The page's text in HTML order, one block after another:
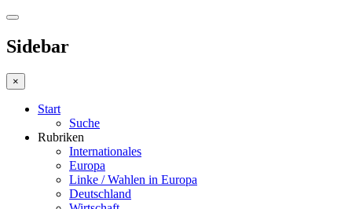
Sidebar
×
Start
Suche
Rubriken
Internationales
Europa
Linke / Wahlen in Europa
Deutschland